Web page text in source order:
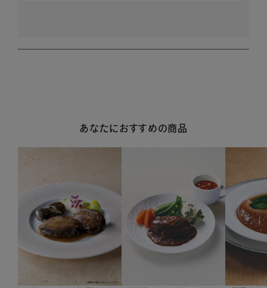
あなたにおすすめの商品